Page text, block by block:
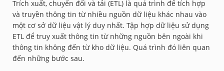
Trích xuất, chuyển đổi và tải (ETL) là quá trình để tích hợp
và truyền thông tin từ nhiều nguồn dữ liệu khác nhau vào
một cơ sở dữ liệu vật lý duy nhất. Tập hợp dữ liệu sử dụng
ETL để truy xuất thông tin từ những nguồn bên ngoài khi
thông tin không đến từ kho dữ liệu. Quá trình đó liên quan
đến những bước sau.